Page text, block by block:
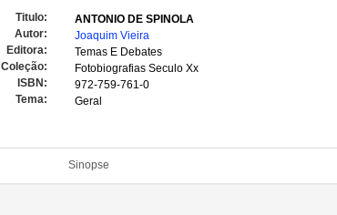
Titulo:
ANTONIO DE SPINOLA
Autor:
Joaquim Vieira
Editora:
Temas E Debates
Coleção:
Fotobiografias Seculo Xx
ISBN:
972-759-761-0
Tema:
Geral
Sinopse